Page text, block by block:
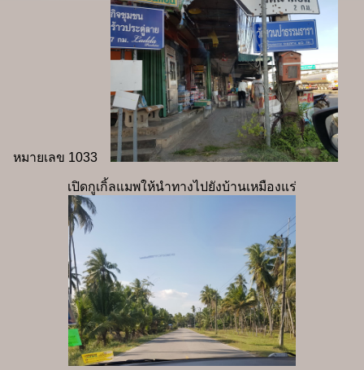
หมายเลข 1033
เปิดกูเกิ้ลแมพให้นำทางไปยังบ้านเหมืองแร่